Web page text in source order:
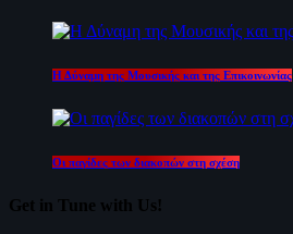
Η Δύναμη της Μουσικής και της Επικοινωνίας
Οι παγίδες των διακοπών στη σχέση
Get in Tune with Us!